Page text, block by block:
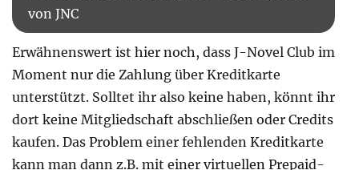
von JNC
Erwähnenswert ist hier noch, dass J-Novel Club im
Moment nur die Zahlung über Kreditkarte
unterstützt. Solltet ihr also keine haben, könnt ihr
dort keine Mitgliedschaft abschließen oder Credits
kaufen. Das Problem einer fehlenden Kreditkarte
kann man dann z.B. mit einer virtuellen Prepaid-